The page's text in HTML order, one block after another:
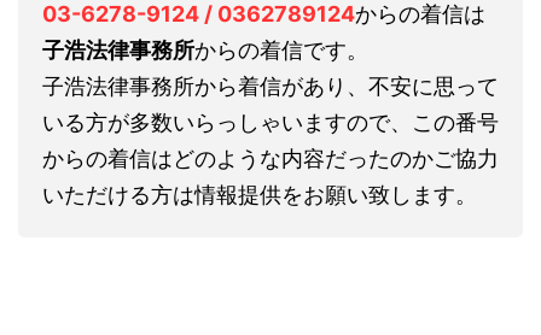
03-6278-9124 / 0362789124からの着信は
子浩法律事務所からの着信です。
子浩法律事務所から着信があり、不安に思って
いる方が多数いらっしゃいますので、この番号
からの着信はどのような内容だったのかご協力
いただける方は情報提供をお願い致します。